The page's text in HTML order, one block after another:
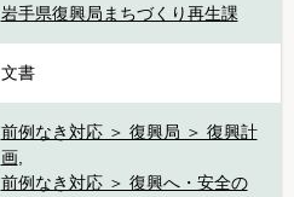
岩手県復興局まちづくり再生課
文書
前例なき対応 ＞ 復興局 ＞ 復興計
画,
前例なき対応 ＞ 復興へ・安全の